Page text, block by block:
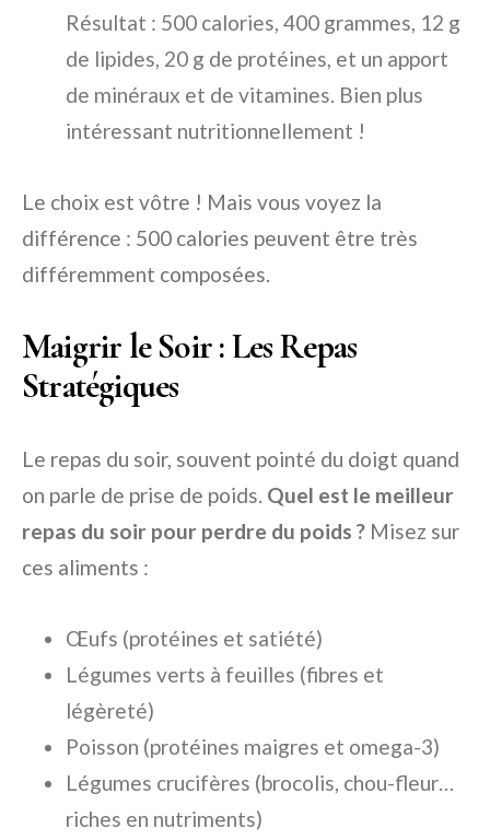
Résultat : 500 calories, 400 grammes, 12 g
de lipides, 20 g de protéines, et un apport
de minéraux et de vitamines. Bien plus
intéressant nutritionnellement !
Le choix est vôtre ! Mais vous voyez la
différence : 500 calories peuvent être très
différemment composées.
Maigrir le Soir : Les Repas
Stratégiques
Le repas du soir, souvent pointé du doigt quand
on parle de prise de poids. Quel est le meilleur
repas du soir pour perdre du poids ? Misez sur
ces aliments :
Œufs (protéines et satiété)
Légumes verts à feuilles (fibres et
légèreté)
Poisson (protéines maigres et omega-3)
Légumes crucifères (brocolis, chou-fleur…
riches en nutriments)